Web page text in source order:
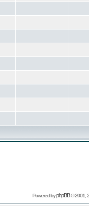
Powered byphpBB© 2001,